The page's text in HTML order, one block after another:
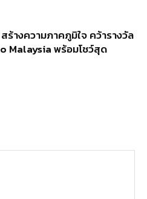
สร้างความภาคภูมิใจ คว้ารางวัล
Malaysia พร้อมโชว์สุด